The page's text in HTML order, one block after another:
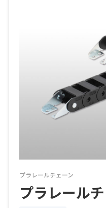
プラレールチェーン
プラレール